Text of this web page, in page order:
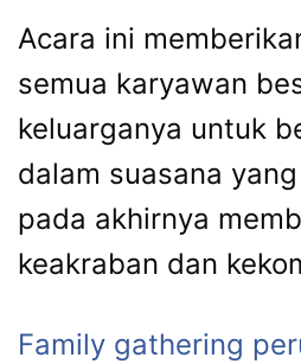
Acara ini
semua karyawan
keluarganya untuk
dalam suasana yang
pada akhirnya
keakraban dan
Family gathering